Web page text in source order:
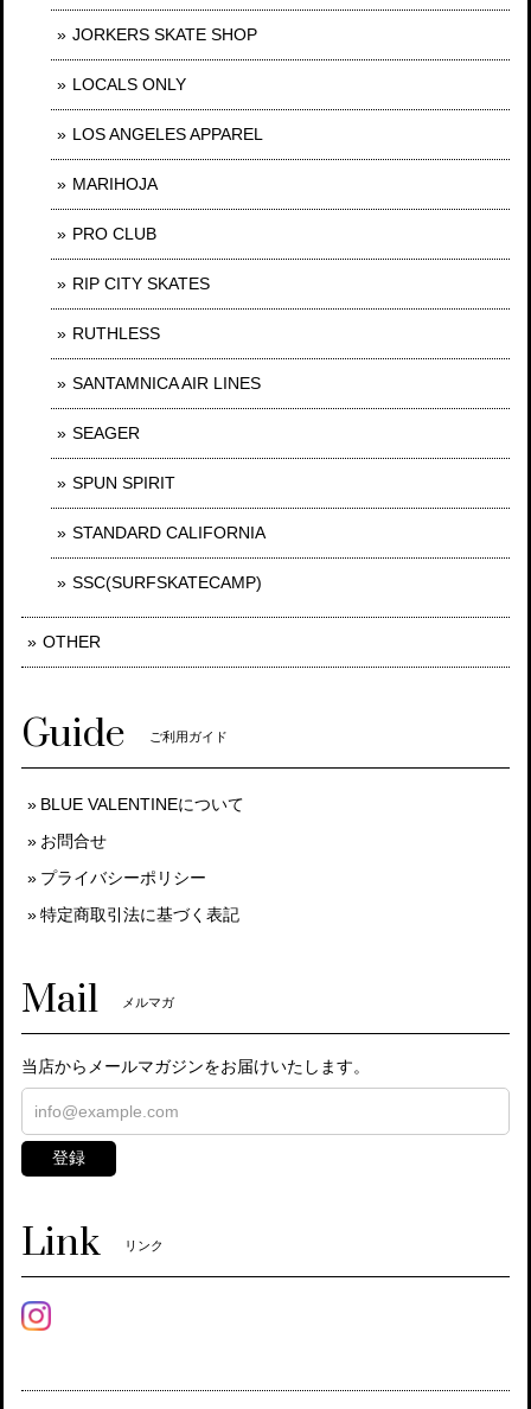
JORKERS SKATE SHOP
LOCALS ONLY
LOS ANGELES APPAREL
MARIHOJA
PRO CLUB
RIP CITY SKATES
RUTHLESS
SANTAMNICA AIR LINES
SEAGER
SPUN SPIRIT
STANDARD CALIFORNIA
SSC(SURFSKATECAMP)
OTHER
Guide ご利用ガイド
BLUE VALENTINEについて
お問合せ
プライバシーポリシー
特定商取引法に基づく表記
Mail メルマガ
当店からメールマガジンをお届けいたします。
登録
Link リンク